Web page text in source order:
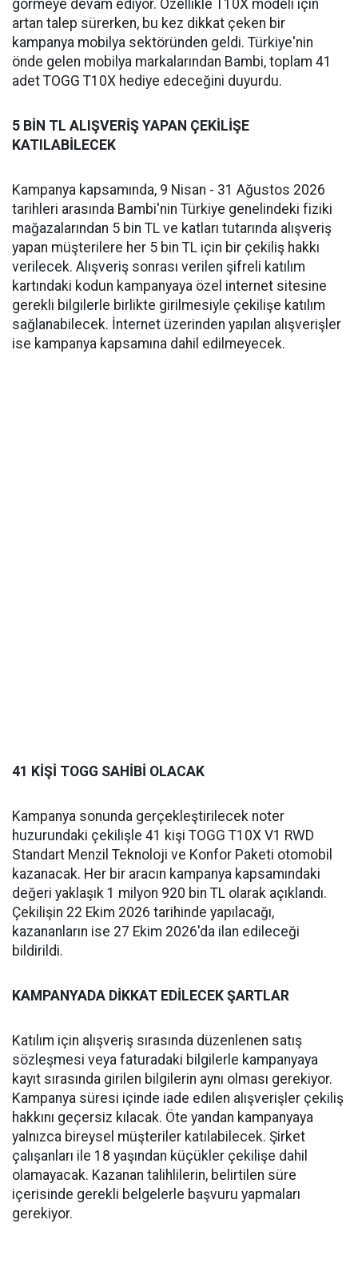
görmeye devam ediyor. Özellikle T10X modeli için
artan talep sürerken, bu kez dikkat çeken bir
kampanya mobilya sektöründen geldi. Türkiye'nin
önde gelen mobilya markalarından Bambi, toplam 41
adet TOGG T10X hediye edeceğini duyurdu.
5 BİN TL ALIŞVERİŞ YAPAN ÇEKİLİŞE
KATILABİLECEK
Kampanya kapsamında, 9 Nisan - 31 Ağustos 2026
tarihleri arasında Bambi'nin Türkiye genelindeki fiziki
mağazalarından 5 bin TL ve katları tutarında alışveriş
yapan müşterilere her 5 bin TL için bir çekiliş hakkı
verilecek. Alışveriş sonrası verilen şifreli katılım
kartındaki kodun kampanyaya özel internet sitesine
gerekli bilgilerle birlikte girilmesiyle çekilişe katılım
sağlanabilecek. İnternet üzerinden yapılan alışverişler
ise kampanya kapsamına dahil edilmeyecek.
41 KİŞİ TOGG SAHİBİ OLACAK
Kampanya sonunda gerçekleştirilecek noter
huzurundaki çekilişle 41 kişi TOGG T10X V1 RWD
Standart Menzil Teknoloji ve Konfor Paketi otomobil
kazanacak. Her bir aracın kampanya kapsamındaki
değeri yaklaşık 1 milyon 920 bin TL olarak açıklandı.
Çekilişin 22 Ekim 2026 tarihinde yapılacağı,
kazananların ise 27 Ekim 2026'da ilan edileceği
bildirildi.
KAMPANYADA DİKKAT EDİLECEK ŞARTLAR
Katılım için alışveriş sırasında düzenlenen satış
sözleşmesi veya faturadaki bilgilerle kampanyaya
kayıt sırasında girilen bilgilerin aynı olması gerekiyor.
Kampanya süresi içinde iade edilen alışverişler çekiliş
hakkını geçersiz kılacak. Öte yandan kampanyaya
yalnızca bireysel müşteriler katılabilecek. Şirket
çalışanları ile 18 yaşından küçükler çekilişe dahil
olamayacak. Kazanan talihlilerin, belirtilen süre
içerisinde gerekli belgelerle başvuru yapmaları
gerekiyor.